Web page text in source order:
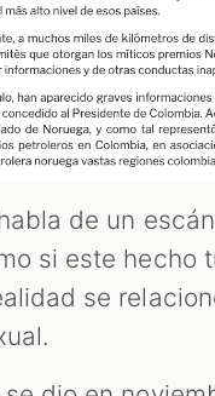
de un
si este hecho
se